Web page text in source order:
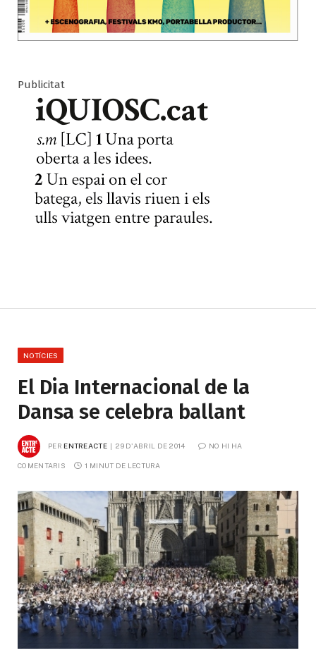
Publicitat
NOTÍCIES
El Dia Internacional de la
Dansa se celebra ballant
PER ENTREACTE 29 D'ABRIL DE 2014 NO HI HA
COMENTARIS 1 MINUT DE LECTURA